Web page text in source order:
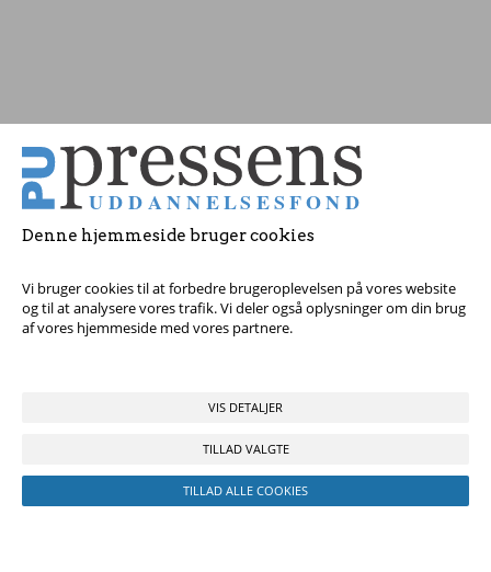
Denne hjemmeside bruger cookies
Vi bruger cookies til at forbedre brugeroplevelsen på vores website
og til at analysere vores trafik. Vi deler også oplysninger om din brug
af vores hjemmeside med vores partnere.
VIS DETALJER
TILLAD VALGTE
TILLAD ALLE COOKIES
Tag fat i os med dine spørgsmål!
© 2017 Pressens Uddannelsesfond, Rådhuspladsen 16, 4. sal, 1550